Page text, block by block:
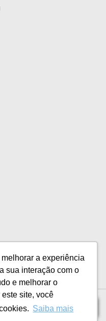
a experiência
sua interação com o
e melhorar o
site, você
Saiba maisÍndice